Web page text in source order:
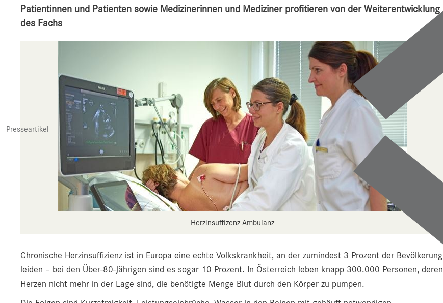
Presseartikel
Patientinnen und Patienten sowie Medizinerinnen und Mediziner profitieren von der Weiterentwicklung
des Fachs
Herzinsuffizenz-Ambulanz
Chronische Herzinsuffizienz ist in Europa eine echte Volkskrankheit, an der zumindest 3 Prozent der Bevölkerung
leiden – bei den Über-80-Jährigen sind es sogar 10 Prozent. In Österreich leben knapp 300.000 Personen, deren
Herzen nicht mehr in der Lage sind, die benötigte Menge Blut durch den Körper zu pumpen.